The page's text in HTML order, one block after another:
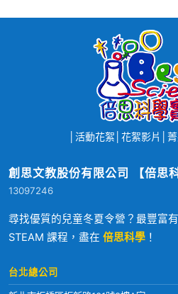
活動花絮 花絮影片
創思文教股份有限公司 【倍思
13097246
尋找優質的兒童冬夏令營？最豐富
STEAM 課程，盡在 倍思科學 ！
台北總公司